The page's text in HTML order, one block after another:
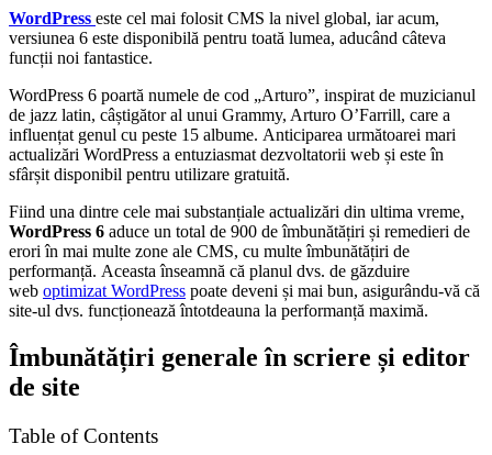
WordPress este cel mai folosit CMS la nivel global, iar acum,
versiunea 6 este disponibilă pentru toată lumea, aducând câteva
funcții noi fantastice.
WordPress 6 poartă numele de cod „Arturo”, inspirat de muzicianul
de jazz latin, câștigător al unui Grammy, Arturo O’Farrill, care a
influențat genul cu peste 15 albume. Anticiparea următoarei mari
actualizări WordPress a entuziasmat dezvoltatorii web și este în
sfârșit disponibil pentru utilizare gratuită.
Fiind una dintre cele mai substanțiale actualizări din ultima vreme,
WordPress 6 aduce un total de 900 de îmbunătățiri și remedieri de
erori în mai multe zone ale CMS, cu multe îmbunătățiri de
performanță. Aceasta înseamnă că planul dvs. de găzduire
web optimizat WordPress poate deveni și mai bun, asigurându-vă că
site-ul dvs. funcționează întotdeauna la performanță maximă.
Îmbunătățiri generale în scriere și editor
de site
Table of Contents